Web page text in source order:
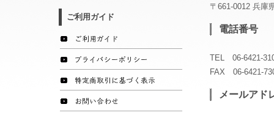
〒661-0012 兵庫
電話番号
TEL 06-6421-
FAX 06-6421-
メールアド
ご利用ガイド